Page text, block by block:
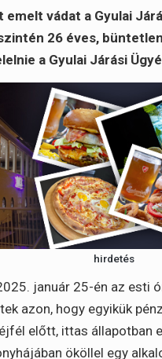
vádat a Gyulai
26 éves,
a Gyulai Járási
hirdetés
január 25-én az esti
azon, hogy egyikük
előtt, ittas állapotban
ököllel egy